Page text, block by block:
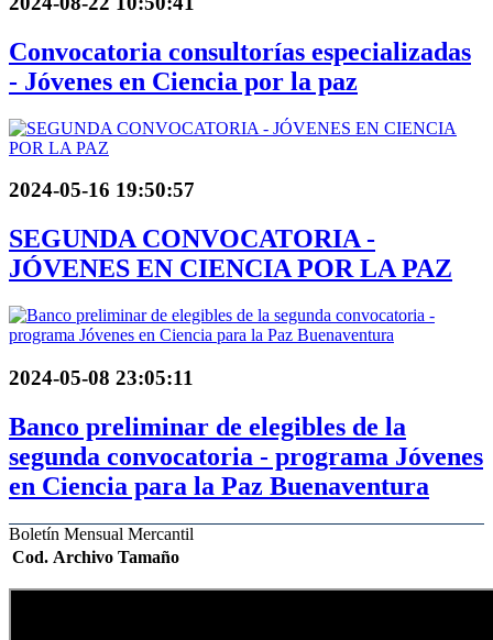
Convocatoria consultorías especializadas
- Jóvenes en Ciencia por la paz
2024-05-16 19:50:57
SEGUNDA CONVOCATORIA -
JÓVENES EN CIENCIA POR LA PAZ
2024-05-08 23:05:11
Banco preliminar de elegibles de la
segunda convocatoria - programa Jóvenes
en Ciencia para la Paz Buenaventura
Boletín Mensual Mercantil
Cod. Archivo Tamaño